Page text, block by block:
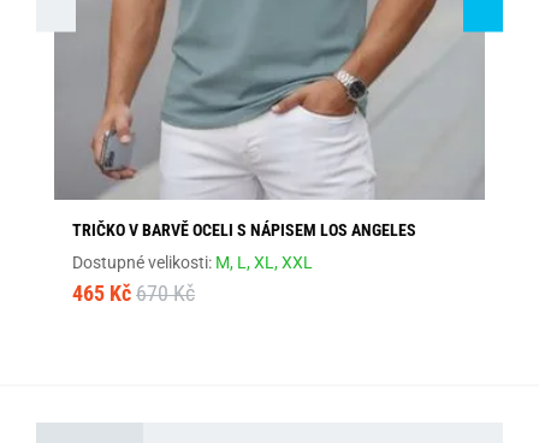
TRIČKO V BARVĚ OCELI S NÁPISEM LOS ANGELES
Dostupné velikosti: M, L,XL,XXL
465 Kč 670 Kč